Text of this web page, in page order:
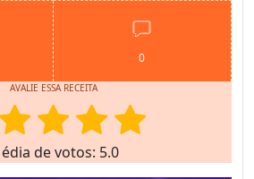
0
AVALIE ESSA RECEITA
de votos: 5.0